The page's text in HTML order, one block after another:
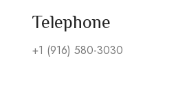
Telephone
+1 (916) 580-3030